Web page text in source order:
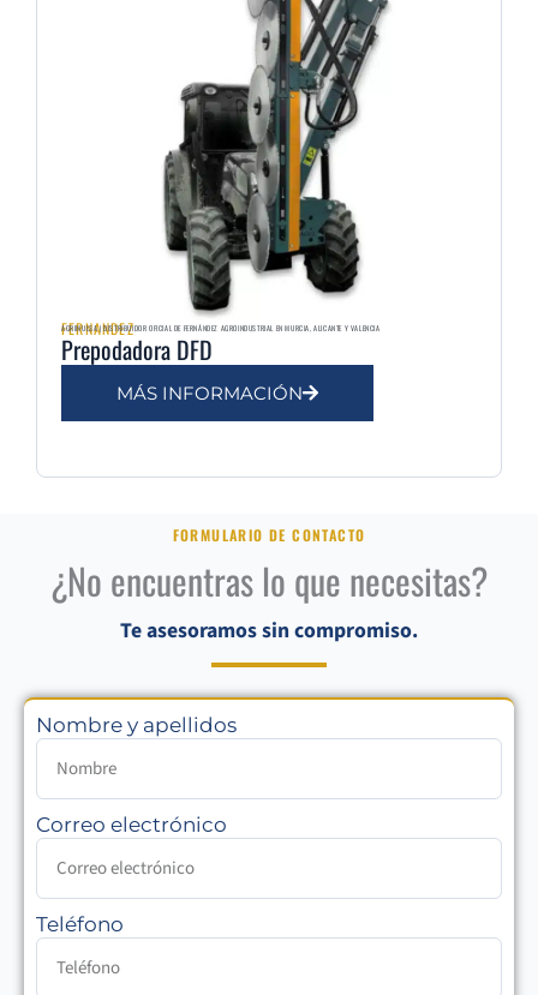
FERNANDEZ
AGRIMULSA | DISTRIBUIDOR OFICIAL DE FERNÁNDEZ AGROINDUSTRIAL EN MURCIA, ALICANTE Y VALENCIA
Prepodadora DFD
MÁS INFORMACIÓN
FORMULARIO DE CONTACTO
¿No encuentras lo que necesitas?
Te asesoramos sin compromiso.
Nombre y apellidos
Correo electrónico
Teléfono